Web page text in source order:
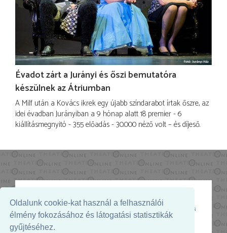
Oldalunk cookie-kat használ a felhasználói
élmény fokozásához és látogatási statisztikák
gyűjtéséhez.
Évadot zárt a Jurányi és őszi bemutatóra
készülnek az Átriumban
A Milf után a Kovács ikrek egy újabb színdarabot írtak őszre, az
idei évadban Jurányiban a 9 hónap alatt 18 premier - 6
kiállításmegnyitó - 355 előadás - 30.000 néző volt – és díjeső.
Az oldal megjelenését támogatja: